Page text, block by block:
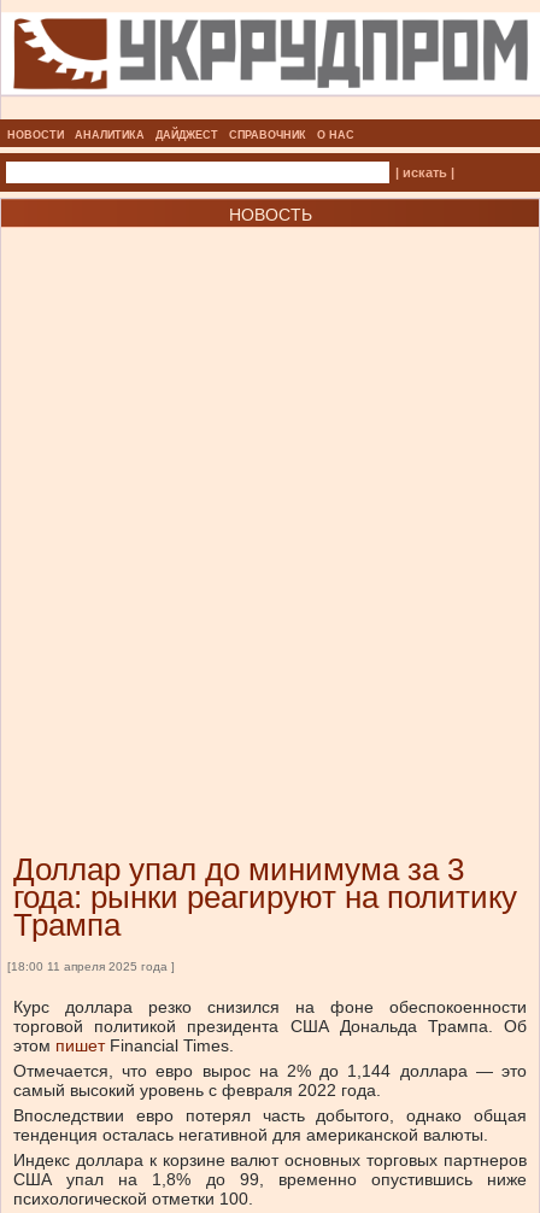
НОВОСТИ АНАЛИТИКА ДАЙДЖЕСТ СПРАВОЧНИК О НАС
| искать |
НОВОСТЬ
Доллар упал до минимума за 3
года: рынки реагируют на политику
Трампа
[18:00 11 апреля 2025 года ]
Курс доллара резко снизился на фоне обеспокоенности
торговой политикой президента США Дональда Трампа. Об
этом пишетFinancial Times.
Отмечается, что евро вырос на 2% до 1,144 доллара — это
самый высокий уровень с февраля 2022 года.
Впоследствии евро потерял часть добытого, однако общая
тенденция осталась негативной для американской валюты.
Индекс доллара к корзине валют основных торговых партнеров
США упал на 1,8% до 99, временно опустившись ниже
психологической отметки 100.